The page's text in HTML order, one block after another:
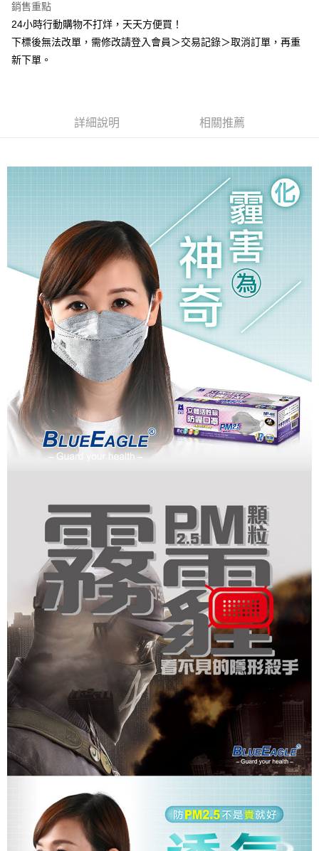
【「AFTEE先享後付」結帳流程】
１．於結帳方式選擇「AFTEE先享後付」後，將跳轉至「AFTEE先享後付」
結帳頁面，進行簡訊認證並確認金額後，即可完成結帳。
２．訂單成立數日內，您將收到繳費通知簡訊。
後付繳納相關費用。
１．透過由恩沛科技股份有限公司提供之「AFTEE先享後付」服務完成之交
易，需依本服務之必要範圍內提供個人資料，並將交易相關給付款項請求債
權轉讓予恩沛科技股份有限公司。
２．關於個人資料處理事宜，請瀏覽以下網址：
https://aftee.tw/terms/#terms3
３．未成年的使用者請事先徵得法定代理人或監護人之同意方可使用
「AFTEE先享後付」，若未經同意申辦者引起之損失，本公司不負相關責
４．使用「AFTEE先享後付」時，將依據個別帳號之用戶狀況，依本公司即
時審查核予不同之上限額度；若仍有額度不足之情形，本公司將視審查結果
請求用戶進行身份認證。
５．嚴禁一人註冊多個帳號或使用他人資訊註冊。若發現惡意使用之情形，
恩沛科技股份有限公司將有權停止該用戶之使用額度並採取法律行動。
付款後全家取貨
每筆NT$60，滿NT$2,000(含以上)免運費
一般地區宅配<如偏遠地區會員請勿選擇一般宅配，請點選其他選項
每筆NT$90，滿NT$2,000(含以上)免運費
🚚偏遠地區宅配<請務必選擇此配送方式，偏遠地區可參照『首頁→
會員需知→偏遠地區配送事項』
每筆NT$120
🚢離島配送
每筆NT$250
銷售重點
24小時行動購物不打烊，天天方便買！
下標後無法改單，需修改請登入會員＞交易記錄＞取消訂單，再重
新下單。
詳細說明 相關推薦